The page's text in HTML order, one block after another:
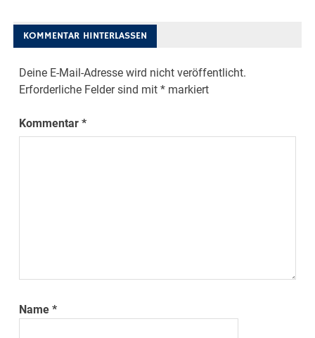
KOMMENTAR HINTERLASSEN
Deine E-Mail-Adresse wird nicht veröffentlicht.
Erforderliche Felder sind mit* markiert
Kommentar*
Name*